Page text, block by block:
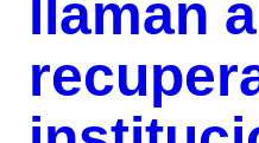
llaman a